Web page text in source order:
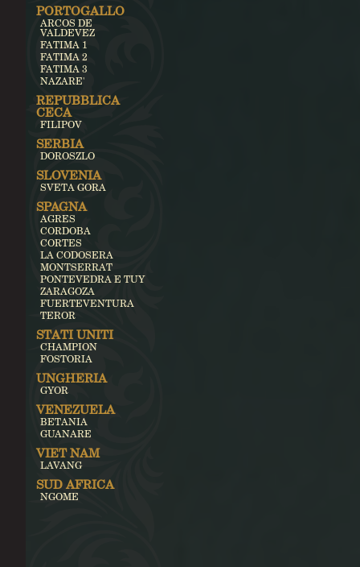
PORTOGALLO
ARCOS DE
VALDEVEZ
FATIMA 1
FATIMA 2
FATIMA 3
NAZARE'
REPUBBLICA
CECA
FILIPOV
SERBIA
DOROSZLO
SLOVENIA
SVETA GORA
SPAGNA
AGRES
CORDOBA
CORTES
LA CODOSERA
MONTSERRAT
PONTEVEDRA E TUY
ZARAGOZA
FUERTEVENTURA
TEROR
STATI UNITI
CHAMPION
FOSTORIA
UNGHERIA
GYOR
VENEZUELA
BETANIA
GUANARE
VIET NAM
LAVANG
SUD AFRICA
NGOME